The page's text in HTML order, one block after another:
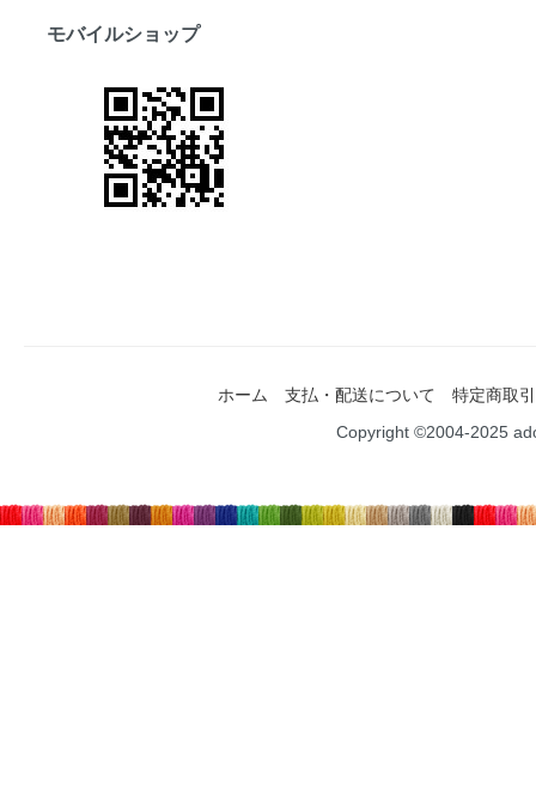
モバイルショップ
ホーム 支払・配送について
特定商取
Copyright ©2004-2025